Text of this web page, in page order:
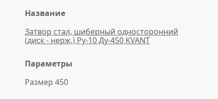
Название
Затвор стал, шиберный односторонний
(диск - нерж,) Ру-10 Ду-450 KVANT
Параметры
Размер 450